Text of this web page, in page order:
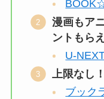
漫画もア
ントもら
U-
上限なし
ブック